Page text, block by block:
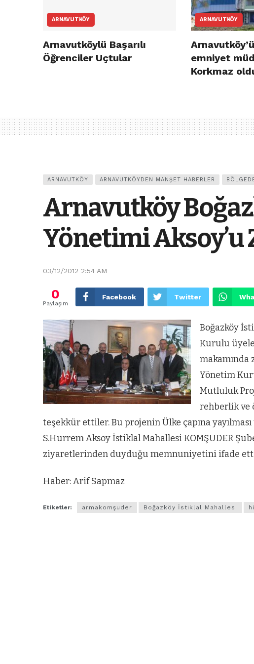
ARNAVUTKÖY
Arnavutköylü Başarılı
Öğrenciler Uçtular
ARNAVUTKÖY
emniyet
Korkmaz
ARNAVUTKÖY ARNAVUTKÖYDEN MANŞET HABERLER
Arnavutköy
Yönetimi Aksoy’u
03/12/2012 2:54 AM
0
Paylaşım
Facebook Twitter
Boğazköy
Kurulu
makamında
Yönetim
Mutluluk
rehberlik ve
teşekkür ettiler. Bu projenin Ülke çapına
S.Hurrem Aksoy İstiklal Mahallesi KOMŞUDER
ziyaretlerinden duyduğu memnuniyetini ifade
Haber: Arif Sapmaz
Etiketler: armakomşuder Boğazköy İstiklal Mahallesi